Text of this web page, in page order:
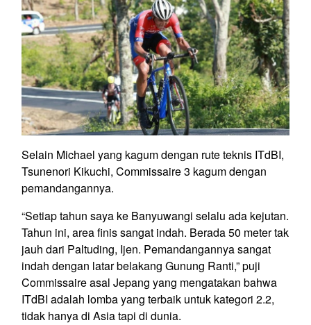
Selain Michael yang kagum dengan rute teknis ITdBI,
Tsunenori Kikuchi, Commissaire 3 kagum dengan
pemandangannya.
“Setiap tahun saya ke Banyuwangi selalu ada kejutan.
Tahun ini, area finis sangat indah. Berada 50 meter tak
jauh dari Paltuding, Ijen. Pemandangannya sangat
indah dengan latar belakang Gunung Ranti,” puji
Commissaire asal Jepang yang mengatakan bahwa
ITdBI adalah lomba yang terbaik untuk kategori 2.2,
tidak hanya di Asia tapi di dunia.